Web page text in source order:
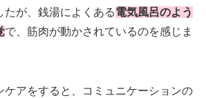
たが、銭湯によくある電気風呂のよう
で、筋肉が動かされているのを感じま
ケアをすると、コミュニケーションの